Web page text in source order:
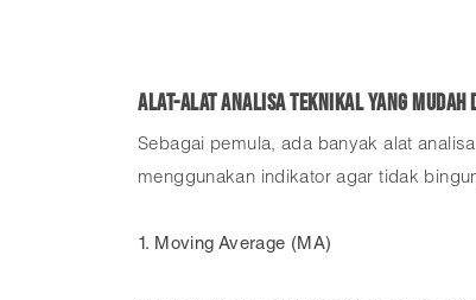
Alat-Alat Analisa Teknikal yang Mudah
Sebagai pemula, ada banyak alat
menggunakan indikator agar tidak
1. Moving Average (MA)